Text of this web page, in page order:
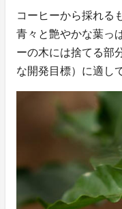
コーヒーから採れる
青々と艶やかな葉っ
ーの木には捨てる部
な開発目標）に適し